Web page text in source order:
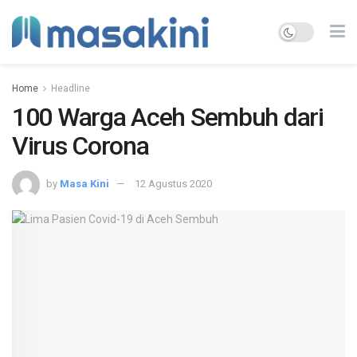
Home Headline
100 Warga Aceh Sembuh dari
Virus Corona
by Masa Kini 12 Agustus 2020